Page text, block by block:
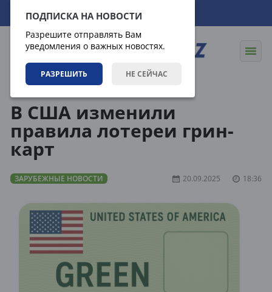
ПОДПИСКА НА НОВОСТИ
Разрешите отправлять Вам
уведомления о важных новостях.
РАЗРЕШИТЬ НЕ СЕЙЧАС
07.08.2026 08:20:36
В США изменили
правила лотереи грин-
карт
ЗАРУБЕЖНЫЕ НОВОСТИ 20.09.2025 18:36